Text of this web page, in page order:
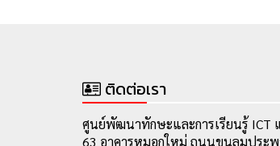
ติดต่อเรา
ศูนย์พัฒนาทักษะและการเรียนรู้ ICT
63 อาคารหมอกใหม่ ถนนขุนลุมประพ